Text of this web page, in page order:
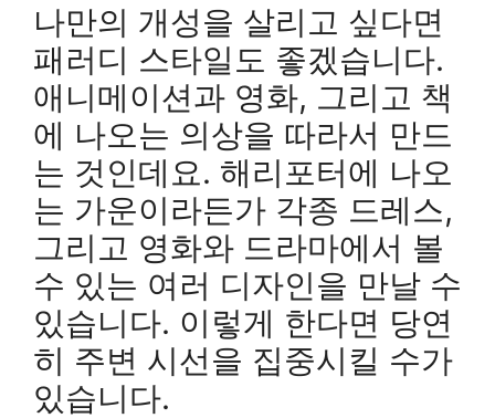
나만의 개성을 살리고 싶다면
패러디 스타일도 좋겠습니다.
애니메이션과 영화, 그리고 책
에 나오는 의상을 따라서 만드
는 것인데요. 해리포터에 나오
는 가운이라든가 각종 드레스,
그리고 영화와 드라마에서 볼
수 있는 여러 디자인을 만날 수
있습니다. 이렇게 한다면 당연
히 주변 시선을 집중시킬 수가
있습니다.